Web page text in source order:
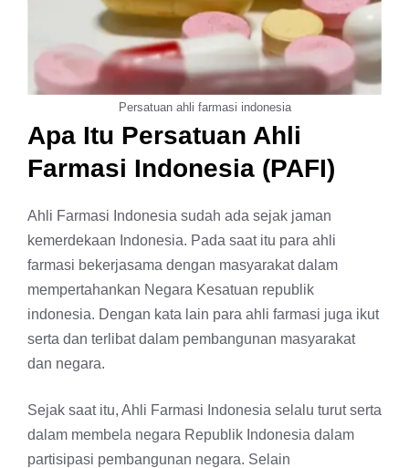
Persatuan ahli farmasi indonesia
Apa Itu Persatuan Ahli
Farmasi Indonesia (PAFI)
Ahli Farmasi Indonesia sudah ada sejak jaman
kemerdekaan Indonesia. Pada saat itu para ahli
farmasi bekerjasama dengan masyarakat dalam
mempertahankan Negara Kesatuan republik
indonesia. Dengan kata lain para ahli farmasi juga ikut
serta dan terlibat dalam pembangunan masyarakat
dan negara.
Sejak saat itu, Ahli Farmasi Indonesia selalu turut serta
dalam membela negara Republik Indonesia dalam
partisipasi pembangunan negara. Selain